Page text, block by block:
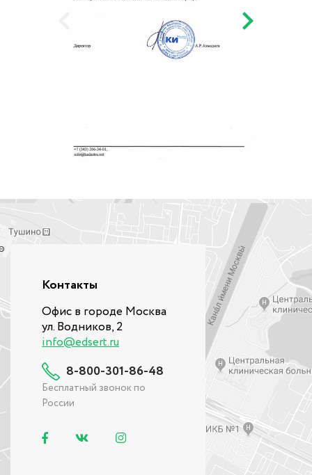
Контакты
Офис в городе Москва
ул. Водников, 2
info@edsert.ru
8-800-301-86-48
Бесплатный звонок по
России